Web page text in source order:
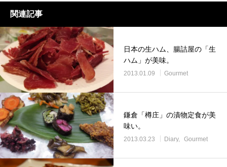
関連記事
日本の生ハム、腸詰屋の「生
ハム」が美味。
2013.01.09 Gourmet
鎌倉「樽庄」の漬物定食が美
味い。
2013.03.23 Diary Gourmet